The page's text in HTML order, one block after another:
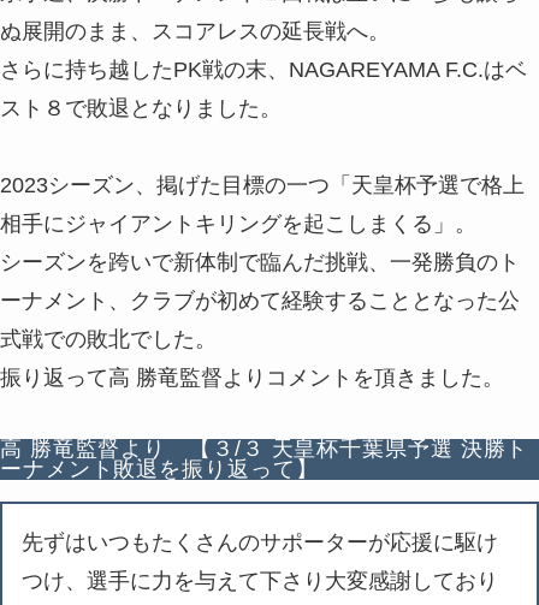
ぬ展開のまま、スコアレスの延長戦へ。
さらに持ち越したPK戦の末、NAGAREYAMA F.C.はベ
スト８で敗退となりました。
2023シーズン、掲げた目標の一つ「天皇杯予選で格上
相手にジャイアントキリングを起こしまくる」。
シーズンを跨いで新体制で臨んだ挑戦、一発勝負のト
ーナメント、クラブが初めて経験することとなった公
式戦での敗北でした。
振り返って高 勝竜監督よりコメントを頂きました。
高 勝竜監督より 【３/３ 天皇杯千葉県予選 決勝ト
ーナメント敗退を振り返って】
先ずはいつもたくさんのサポーターが応援に駆け
つけ、選手に力を与えて下さり大変感謝しており